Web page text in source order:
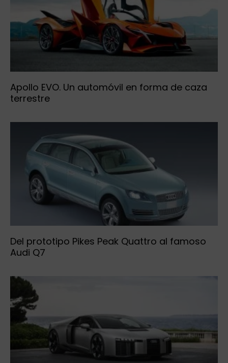
Apollo EVO. Un automóvil en forma de caza
terrestre
Del prototipo Pikes Peak Quattro al famoso
Audi Q7